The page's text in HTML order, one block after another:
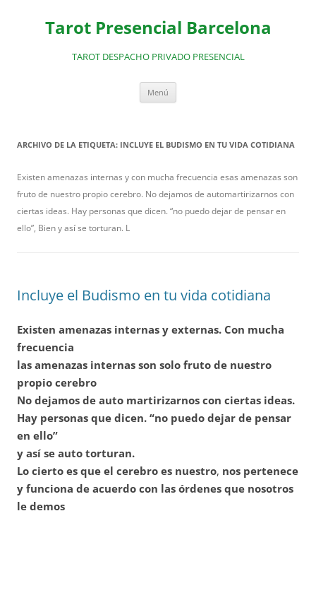
contenidoTarot Presencial Barcelona
TAROT DESPACHO PRIVADO PRESENCIAL
Menú
ARCHIVO DE LA ETIQUETA: INCLUYE EL BUDISMO EN TU VIDA COTIDIANA
Existen amenazas internas y con mucha frecuencia esas amenazas son
fruto de nuestro propio cerebro. No dejamos de automartirizarnos con
ciertas ideas. Hay personas que dicen. “no puedo dejar de pensar en
ello”, Bien y así se torturan. L
Incluye el Budismo en tu vida cotidiana
Existen amenazas internas y externas. Con mucha
frecuencia
las amenazas internas son solo fruto de nuestro
propio cerebro
No dejamos de auto martirizarnos con ciertas ideas.
Hay personas que dicen. “no puedo dejar de pensar
en ello”
y así se auto torturan.
Lo cierto es que el cerebro es nuestro, nos pertenece
y funciona de acuerdo con las órdenes que nosotros
le demos